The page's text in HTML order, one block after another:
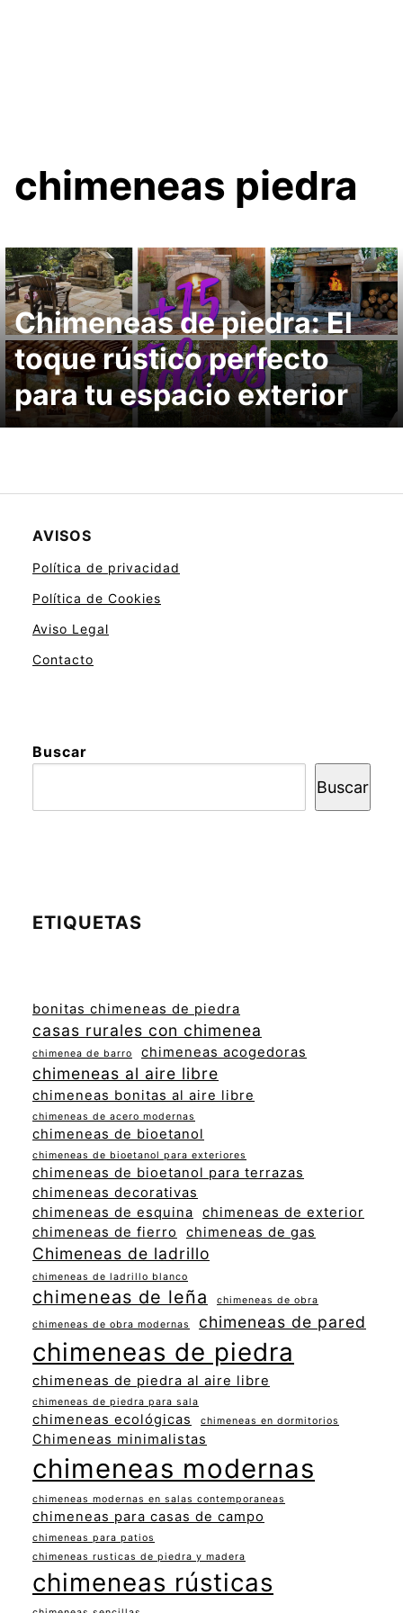
chimeneas piedra
Chimeneas de piedra: El
toque rústico perfecto
para tu espacio exterior
AVISOS
Política de privacidad
Política de Cookies
Aviso Legal
Contacto
Buscar
Buscar
ETIQUETAS
bonitas chimeneas de piedra
casas rurales con chimenea
chimenea de barro chimeneas acogedoras
chimeneas al aire libre
chimeneas bonitas al aire libre
chimeneas de acero modernas
chimeneas de bioetanol
chimeneas de bioetanol para exteriores
chimeneas de bioetanol para terrazas
chimeneas decorativas
chimeneas de esquina
chimeneas de exterior
chimeneas de fierro
chimeneas de gas
Chimeneas de ladrillo
chimeneas de ladrillo blanco
chimeneas de leña chimeneas de obra
chimeneas de obra modernas chimeneas de pared
chimeneas de piedra
chimeneas de piedra al aire libre
chimeneas de piedra para sala
chimeneas ecológicas chimeneas en dormitorios
Chimeneas minimalistas
chimeneas modernas
chimeneas modernas en salas contemporaneas
chimeneas para casas de campo
chimeneas para patios
chimeneas rusticas de piedra y madera
chimeneas rústicas